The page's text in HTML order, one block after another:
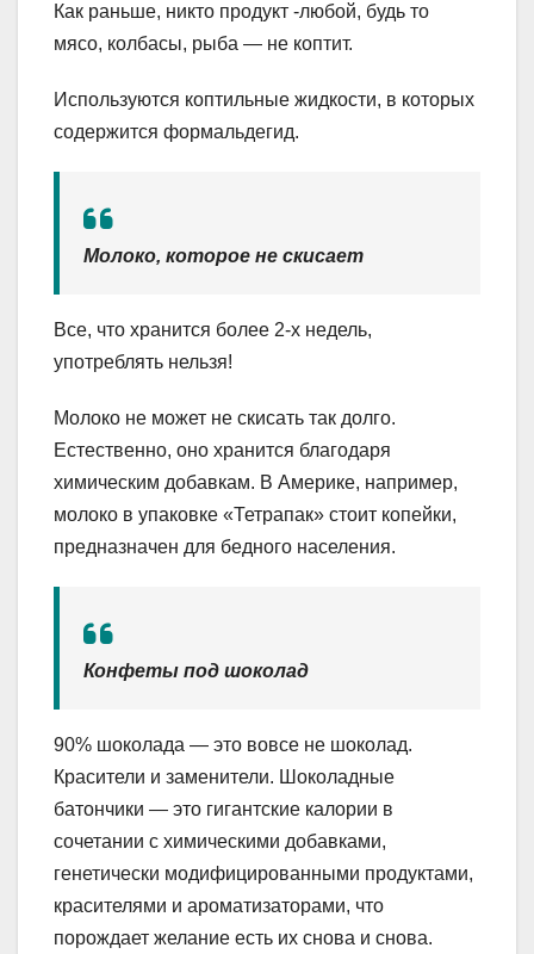
Как раньше, никто продукт -любой, будь то
мясо, колбасы, рыба — не коптит.
Используются коптильные жидкости, в которых
содержится формальдегид.
Молоко, которое не скисает
Все, что хранится более 2-х недель,
употреблять нельзя!
Молоко не может не скисать так долго.
Естественно, оно хранится благодаря
химическим добавкам. В Америке, например,
молоко в упаковке «Тетрапак» стоит копейки,
предназначен для бедного населения.
Конфеты под шоколад
90% шоколада — это вовсе не шоколад.
Красители и заменители. Шоколадные
батончики — это гигантские калории в
сочетании с химическими добавками,
генетически модифицированными продуктами,
красителями и ароматизаторами, что
порождает желание есть их снова и снова.